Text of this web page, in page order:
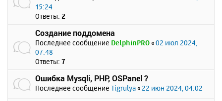
15:24
Ответы: 2
Создание поддомена
Последнее сообщение DelphinPRO «02 июл 2024,
07:48
Ответы: 7
Ошибка Mysqli, PHP, OSPanel ?
Последнее сообщение Tigrulya « 22 июн 2024, 04:02